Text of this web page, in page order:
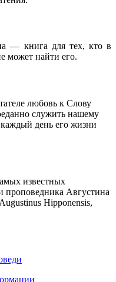
— книга для тех, кто в
может найти его.
любовь к Слову
служить нашему
день его жизни
известных
проповедника Августина
Hipponensis,